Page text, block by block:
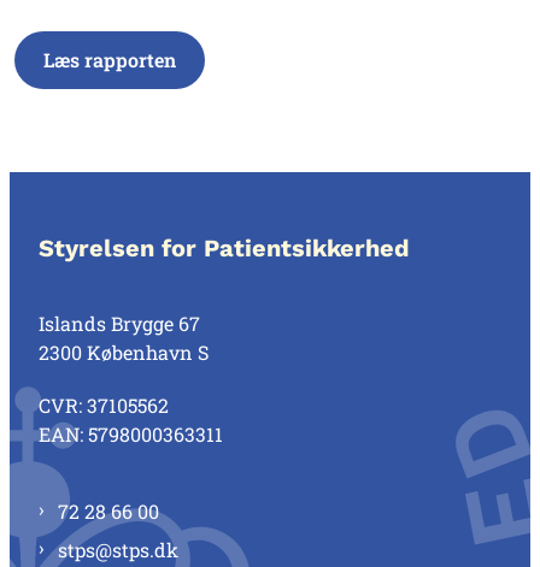
Læs rapporten
Styrelsen for Patientsikkerhed
Islands Brygge 67
2300 København S
CVR: 37105562
EAN: 5798000363311
72 28 66 00
stps@stps.dk